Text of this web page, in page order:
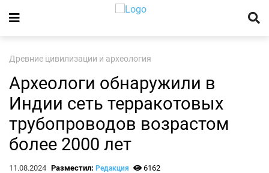
Древние цивилизации и археология
Археологи обнаружили в
Индии сеть терракотовых
трубопроводов возрастом
более 2000 лет
11.08.2024 Разместил: Редакция 6162